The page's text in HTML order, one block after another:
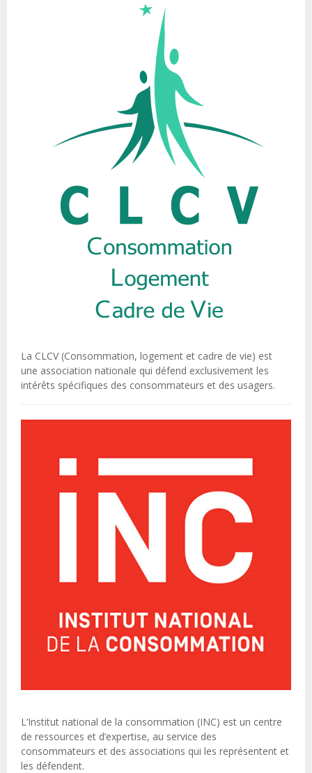
La CLCV (Consommation, logement et cadre de vie) est
une association nationale qui défend exclusivement les
intérêts spécifiques des consommateurs et des usagers.
L’Institut national de la consommation (INC) est un centre
de ressources et d’expertise, au service des
consommateurs et des associations qui les représentent et
les défendent.